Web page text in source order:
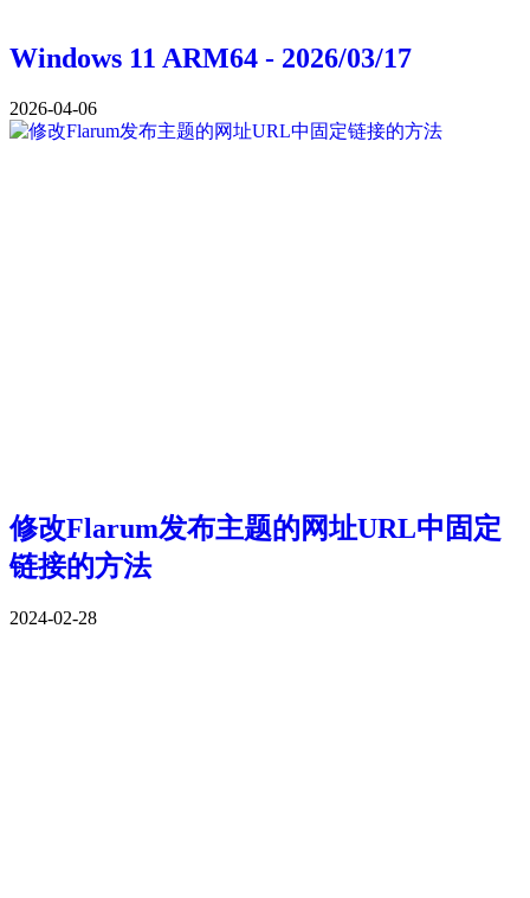
Windows 11 ARM64 - 2026/03/17
2026-04-06
修改Flarum发布主题的网址URL中固定
链接的方法
2024-02-28